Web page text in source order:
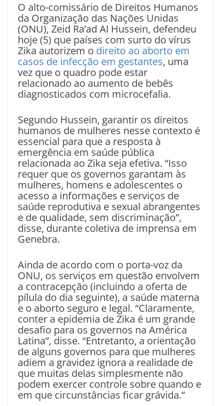
O alto-comissário de Direitos Humanos
da Organização das Nações Unidas
(ONU), Zeid Ra’ad Al Hussein, defendeu
hoje (5) que países com surto do vírus
Zika autorizem o direito ao aborto em
casos de infecção em gestantes, uma
vez que o quadro pode estar
relacionado ao aumento de bebês
diagnosticados com microcefalia.
Segundo Hussein, garantir os direitos
humanos de mulheres nesse contexto é
essencial para que a resposta à
emergência em saúde pública
relacionada ao Zika seja efetiva. “Isso
requer que os governos garantam às
mulheres, homens e adolescentes o
acesso a informações e serviços de
saúde reprodutiva e sexual abrangentes
e de qualidade, sem discriminação”,
disse, durante coletiva de imprensa em
Genebra.
Ainda de acordo com o porta-voz da
ONU, os serviços em questão envolvem
a contracepção (incluindo a oferta de
pílula do dia seguinte), a saúde materna
e o aborto seguro e legal. “Claramente,
conter a epidemia de Zika é um grande
desafio para os governos na América
Latina”, disse. “Entretanto, a orientação
de alguns governos para que mulheres
adiem a gravidez ignora a realidade de
que muitas delas simplesmente não
podem exercer controle sobre quando e
em que circunstâncias ficar grávida.”